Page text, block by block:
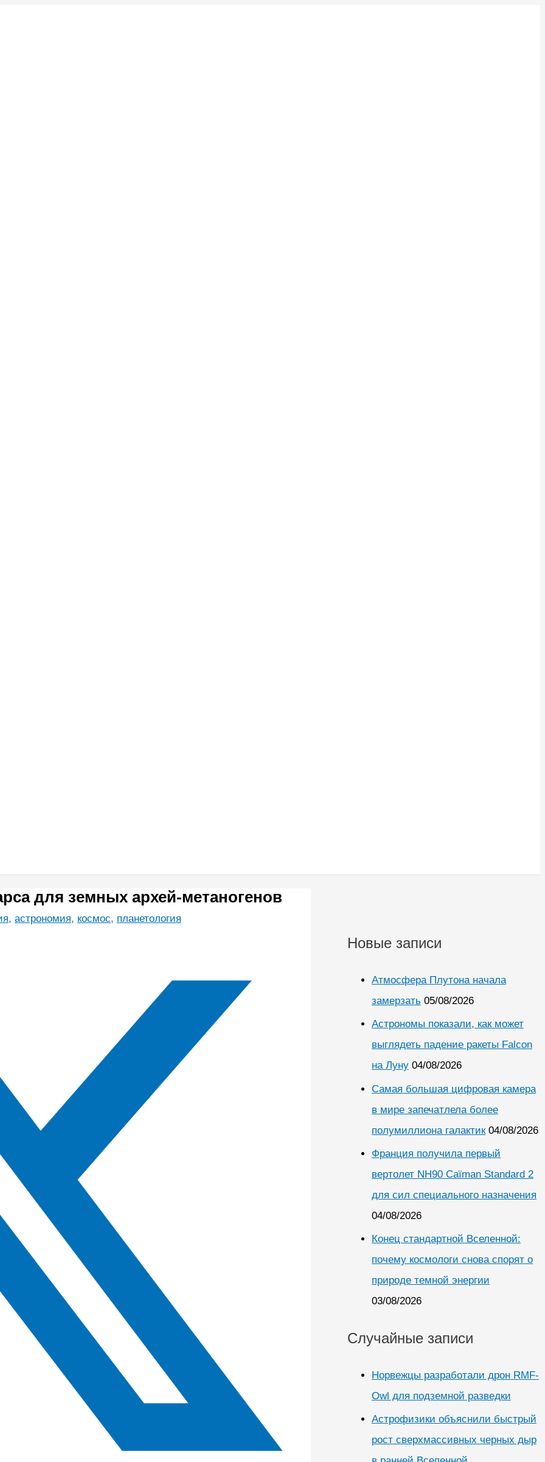
для земных архей-метаногенов
, астрономия, космос, планетология
Новые записи
Атмосфера Плутона начала
замерзать 05/08/2026
Астрономы показали, как может
выглядеть падение ракеты Falcon
на Луну 04/08/2026
Самая большая цифровая камера
в мире запечатлела более
полумиллиона галактик 04/08/2026
Франция получила первый
вертолет NH90 Caïman Standard 2
для сил специального назначения
04/08/2026
Конец стандартной Вселенной:
почему космологи снова спорят о
природе темной энергии
03/08/2026
Случайные записи
Норвежцы разработали дрон RMF-
Owl для подземной разведки
Астрофизики объяснили быстрый
рост сверхмассивных черных дыр